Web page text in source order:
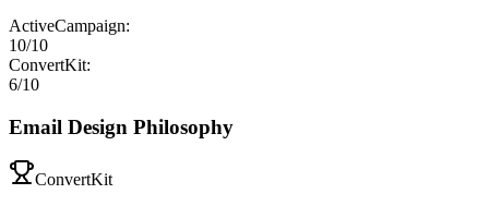
ActiveCampaign:
10/10
ConvertKit:
6/10
Email Design Philosophy
ConvertKit